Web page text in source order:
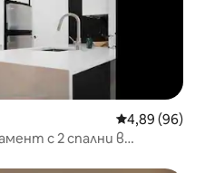
Средна
4,89 (96)
с 2 спални в